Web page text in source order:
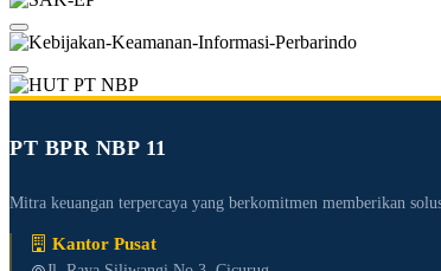
PT BPR NBP 11
Mitra keuangan terpercaya yang berkomitmen memberikan
Kantor Pusat